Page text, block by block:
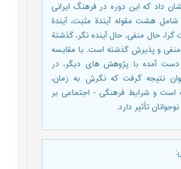
داد که این دوره در فرهنگ ایرانی
شامل هشت مقوله آیندة مثبت، آیندة
حال منفی، حال آینده نگر، گذشتة
و پذیرش گذشته است. با مقایسه
دست آمده با پژوهش های دیگر، در
نتیجه گرفت که نگرش به زمان،
است و شرایط فرهنگی - اجتماعی بر
تأثیر دارد.
: